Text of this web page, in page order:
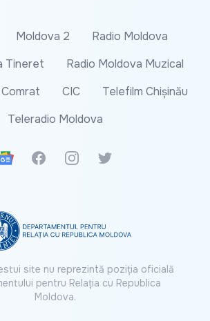
Moldova 2
Radio Moldova
Tineret
Radio Moldova Muzical
CIC
Telefilm Chișinău
Teleradio Moldova
News
FacebookInstagramTwitter
site nu reprezintă poziția oficială
pentru Relația cu Republica
Moldova.